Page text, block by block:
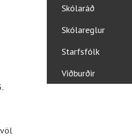
Skólaráð
Skólareglur
Starfsfólk
Viðburðir